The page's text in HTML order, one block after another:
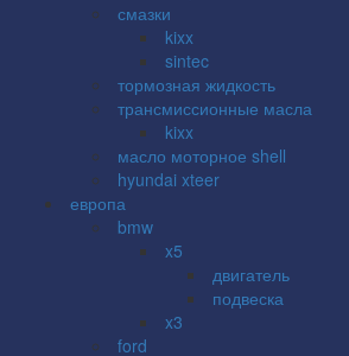
смазки
kixx
sintec
тормозная жидкость
трансмиссионные масла
kixx
масло моторное shell
hyundai xteer
европа
bmw
x5
двигатель
подвеска
x3
ford